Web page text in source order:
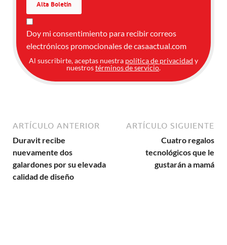
Doy mi consentimiento para recibir correos
electrónicos promocionales de casaactual.com
Al suscribirte, aceptas nuestra política de privacidad y
nuestrostérminos de servicio.
ARTÍCULO ANTERIOR
Duravit recibe
nuevamente dos
galardones por su elevada
calidad de diseño
ARTÍCULO SIGUIENTE
Cuatro regalos
tecnológicos que le
gustarán a mamá